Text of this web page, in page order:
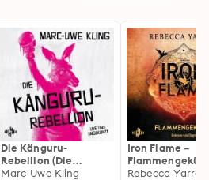
Die Känguru-
Rebellion (Die
Känguru-Werke 5)
Marc-Uwe Kling
Iron Flame –
Rebecca Yarros